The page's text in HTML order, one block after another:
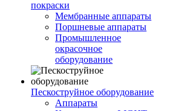
покраски
Мембранные аппараты
Поршневые аппараты
Промышленное
окрасочное
оборудование
Пескоструйное оборудование
Аппараты